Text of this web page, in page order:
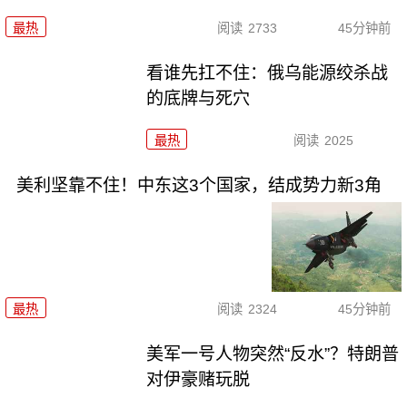
最热 阅读 2733 45分钟前
看谁先扛不住：俄乌能源绞杀战
的底牌与死穴
最热 阅读 2025
美利坚靠不住！中东这3个国家，结成势力新3角
最热 阅读 2324 45分钟前
美军一号人物突然“反水”？特朗普
对伊豪赌玩脱